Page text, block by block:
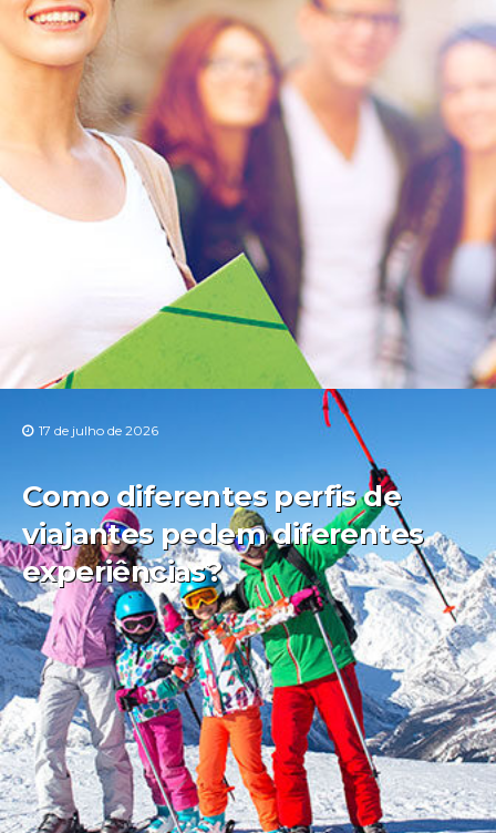
17 de julho de 2026
Como diferentes perfis de
viajantes pedem diferentes
experiências?